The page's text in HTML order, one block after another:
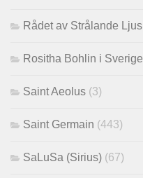
Rådet av Strålande Ljus
Rositha Bohlin i Sverige
Saint Aeolus (3)
Saint Germain (443)
SaLuSa (Sirius) (67)